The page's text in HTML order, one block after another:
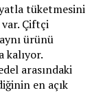
tüketmesini
Çiftçi
ürünü
kalıyor.
arasındaki
en açık